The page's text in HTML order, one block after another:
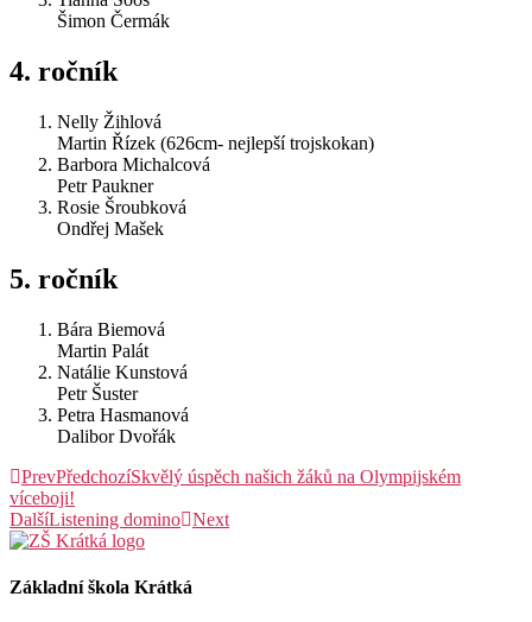
Šimon Čermák
4. ročník
Nelly Žihlová
Martin Řízek (626cm- nejlepší trojskokan)
Barbora Michalcová
Petr Paukner
Rosie Šroubková
Ondřej Mašek
5. ročník
Bára Biemová
Martin Palát
Natálie Kunstová
Petr Šuster
Petra Hasmanová
Dalibor Dvořák
PrevPředchozíSkvělý úspěch našich žáků na Olympijském
víceboji!
DalšíListening domino Next
Základní škola Krátká